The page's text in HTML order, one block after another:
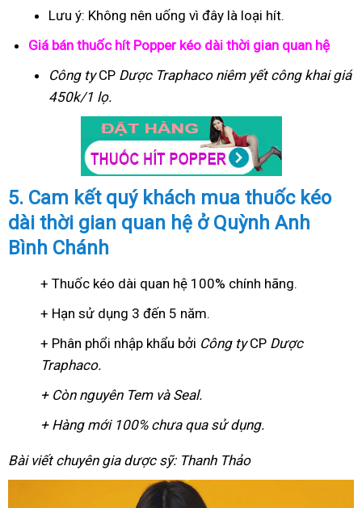
Lưu ý: Không nên uống vì đây là loại hít.
Giá bán thuốc hít Popper kéo dài thời gian quan hệ
Công tyCP Dược Traphaconiêm yết công khai giá
450k/1 lọ.
5. Cam kết quý khách mua thuốc kéo
dài thời gian quan hệ ở Quỳnh Anh
Bình Chánh
+ Thuốc kéo dài quan hệ 100% chính hãng.
+ Hạn sử dụng 3 đến 5 năm.
+ Phân phổi nhập khẩu bởi Công tyCP Dược
Traphaco.
+ Còn nguyên Tem và Seal.
+ Hàng mới 100% chưa qua sử dụng.
Bài viết chuyên gia dược sỹ: Thanh Thảo